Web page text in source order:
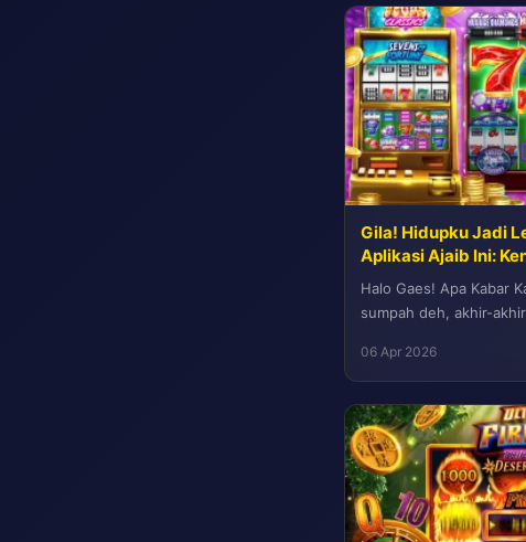
Gila! Hidupku Jadi
Aplikasi Ajaib Ini:
Halo Gaes! Apa Kabar
sumpah deh, akhir-
06 Apr 2026